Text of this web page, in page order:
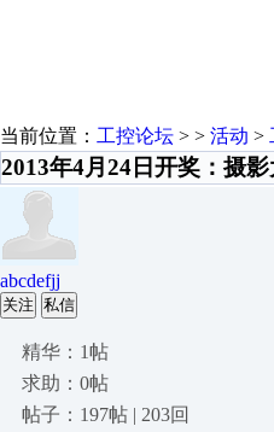
当前位置： 工控论坛 > > 活动 >
2013年4月24日开奖：摄
abcdefjj
关注 私信
精华：1帖
求助：0帖
帖子：197帖 | 203回